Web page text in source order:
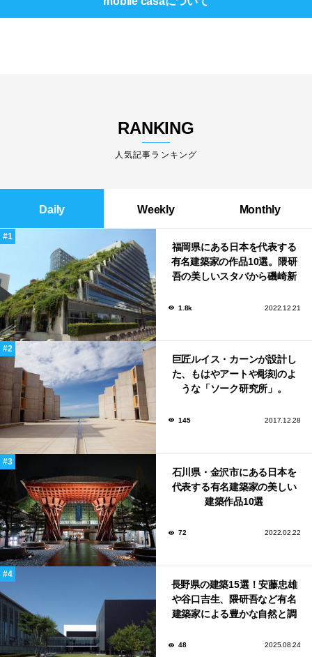
RANKING
人気記事ランキング
Daily Weekly Monthly
福岡県にある日本を代表する
有名建築家の作品10選。隈研
吾の美しいスタバから磯崎新
1.8k 2022.12.21
巨匠ルイス・カーンが設計し
た、もはやアートや彫刻のよ
うな「ソーク研究所」。
145 2017.12.28
石川県・金沢市にある日本を
代表する有名建築家の美しい
建築作品10選
72 2022.02.22
長野県の建築15選！安藤忠雄
や谷口吉生、隈研吾など有名
建築家による豊かな自然と調
48 2025.08.24